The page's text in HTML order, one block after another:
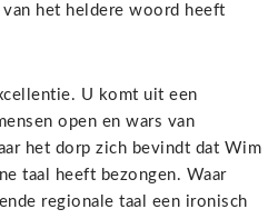
het heldere woord heeft
U komt uit een
open en wars van
het dorp zich bevindt dat Wim
taal heeft bezongen. Waar
regionale taal een ironisch